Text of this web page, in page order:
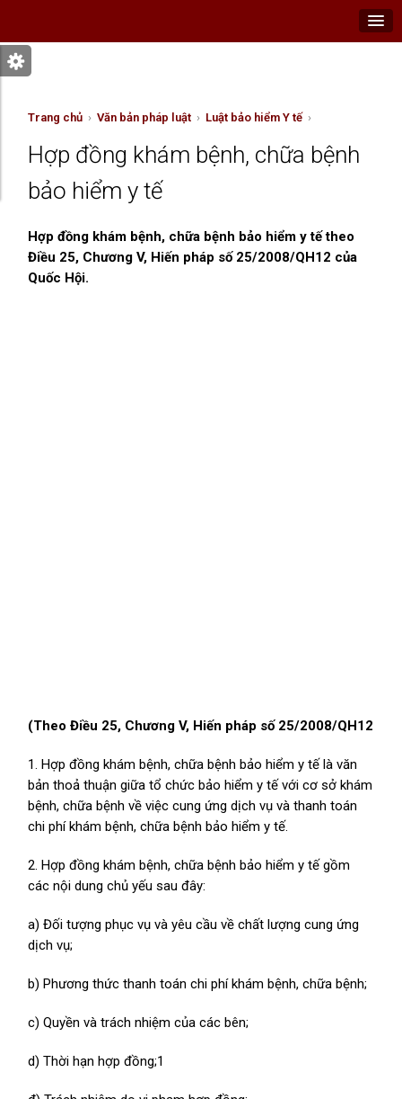
Trang chủ ›Văn bản pháp luật › Luật bảo hiểm Y tế ›
Hợp đồng khám bệnh, chữa bệnh
bảo hiểm y tế
Hợp đồng khám bệnh, chữa bệnh bảo hiểm y tế theo
Điều 25, Chương V, Hiến pháp số 25/2008/QH12 của
Quốc Hội.
(Theo Điều 25, Chương V, Hiến pháp số 25/2008/QH12
1. Hợp đồng khám bệnh, chữa bệnh bảo hiểm y tế là văn
bản thoả thuận giữa tổ chức bảo hiểm y tế với cơ sở khám
bệnh, chữa bệnh về việc cung ứng dịch vụ và thanh toán
chi phí khám bệnh, chữa bệnh bảo hiểm y tế.
2. Hợp đồng khám bệnh, chữa bệnh bảo hiểm y tế gồm
các nội dung chủ yếu sau đây:
a) Đối tượng phục vụ và yêu cầu về chất lượng cung ứng
dịch vụ;
b) Phương thức thanh toán chi phí khám bệnh, chữa bệnh;
c) Quyền và trách nhiệm của các bên;
d) Thời hạn hợp đồng;1